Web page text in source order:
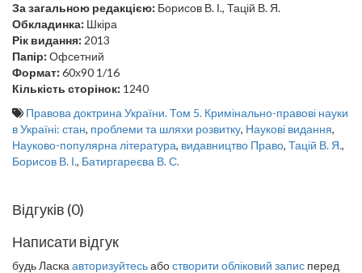
За загальною редакцією: Борисов В. І., Тацій В. Я.
Обкладинка: Шкіра
Рік видання: 2013
Папір:Офсетний
Формат:60х90 1/16
Кількість сторінок: 1240
Правова доктрина України. Том 5. Кримінально-правові науки
в Україні: стан, проблеми та шляхи розвитку, Наукові видання,
Науково-популярна література, видавництво Право, Тацій В. Я.,
Борисов В. І., Батиргареєва В. С.
Відгуків (0)
Написати відгук
будь Ласка авторизуйтесьабостворити обліковий запис перед